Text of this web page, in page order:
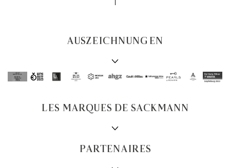
AUSZEICHNUNGEN
LES MARQUES DE SACKMANN
PARTENAIRES